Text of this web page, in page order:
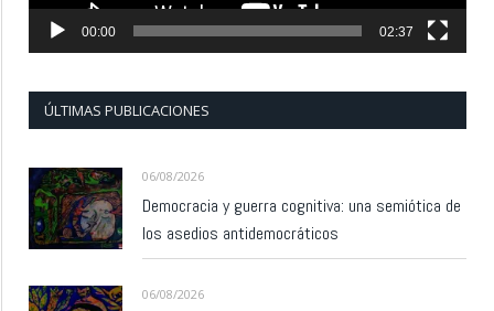
00:00 02:37
ÚLTIMAS PUBLICACIONES
06/08/2026
Democracia y guerra cognitiva: una semiótica de
los asedios antidemocráticos
06/08/2026